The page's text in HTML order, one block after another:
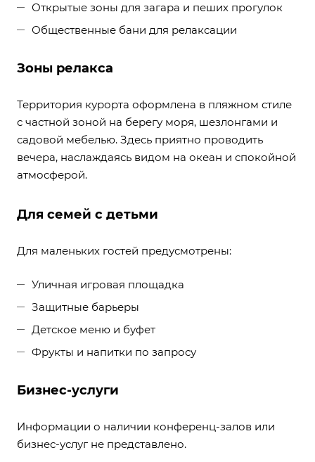
Открытые зоны для загара и пеших прогулок
Общественные бани для релаксации
Зоны релакса
Территория курорта оформлена в пляжном стиле
с частной зоной на берегу моря, шезлонгами и
садовой мебелью. Здесь приятно проводить
вечера, наслаждаясь видом на океан и спокойной
атмосферой.
Для семей с детьми
Для маленьких гостей предусмотрены:
Уличная игровая площадка
Защитные барьеры
Детское меню и буфет
Фрукты и напитки по запросу
Бизнес-услуги
Информации о наличии конференц-залов или
бизнес-услуг не представлено.